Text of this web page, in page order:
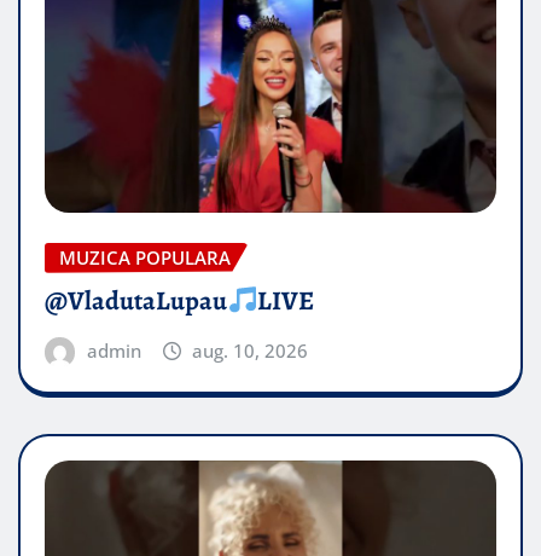
MUZICA POPULARA
@VladutaLupau LIVE
admin aug. 10, 2026